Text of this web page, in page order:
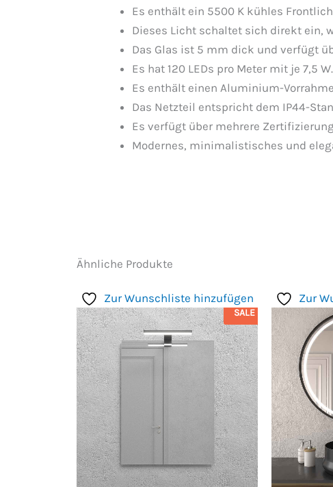
Es enthält ein 5500 K kühles
Dieses Licht schaltet sich direkt ein,
Das Glas ist 5 mm dick und verfügt
Es hat 120 LEDs pro Meter mit je 7,5 W.
Es enthält einen Aluminium-
Das Netzteil entspricht dem IP44-
Es verfügt über mehrere
Modernes, minimalistisches und
Ähnliche Produkte
Zur Wunschliste hinzufügen
SALE
Zur